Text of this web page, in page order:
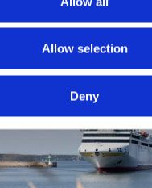
Allow selection
Deny
Botnia får